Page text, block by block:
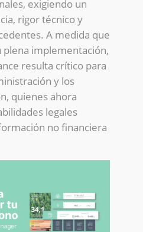
exigiendo un
rigor técnico y
A medida que
plena implementación,
resulta crítico para
y los
quienes ahora
legales
no financiera